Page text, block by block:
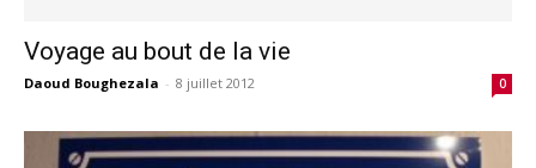
Voyage au bout de la vie
Daoud Boughezala - 8 juillet 2012 0